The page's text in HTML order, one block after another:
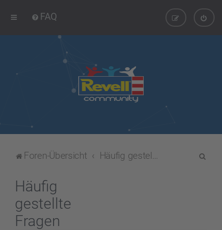
FAQ
Foren-Übersicht Häufig gestellte Fragen
Häufig
gestellte
Fragen